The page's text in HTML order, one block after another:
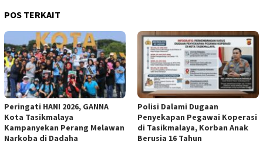
POS TERKAIT
Peringati HANI 2026, GANNA
Kota Tasikmalaya
Kampanyekan Perang Melawan
Narkoba di Dadaha
Polisi Dalami Dugaan
Penyekapan Pegawai Koperasi
di Tasikmalaya, Korban Anak
Berusia 16 Tahun